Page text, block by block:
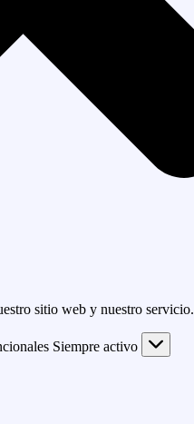
sitio web y nuestro servicio.
Siempre activo